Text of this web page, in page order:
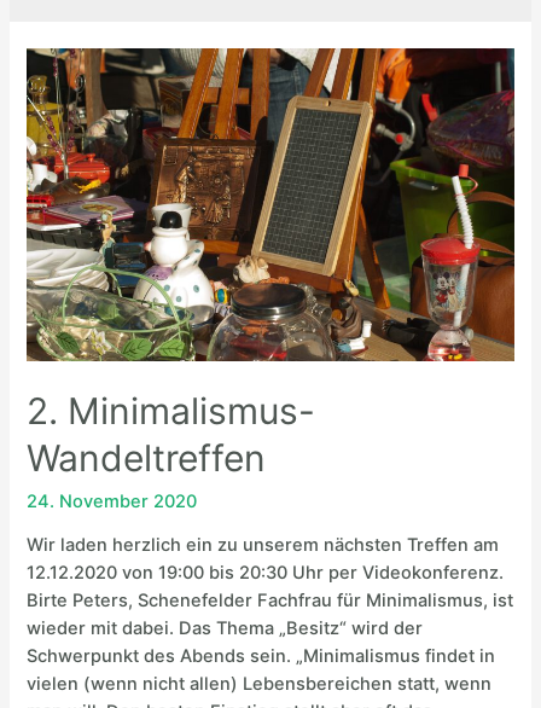
2. Minimalismus-
Wandeltreffen
24. November 2020
Wir laden herzlich ein zu unserem nächsten Treffen am
12.12.2020 von 19:00 bis 20:30 Uhr per Videokonferenz.
Birte Peters, Schenefelder Fachfrau für Minimalismus, ist
wieder mit dabei. Das Thema „Besitz“ wird der
Schwerpunkt des Abends sein. „Minimalismus findet in
vielen (wenn nicht allen) Lebensbereichen statt, wenn